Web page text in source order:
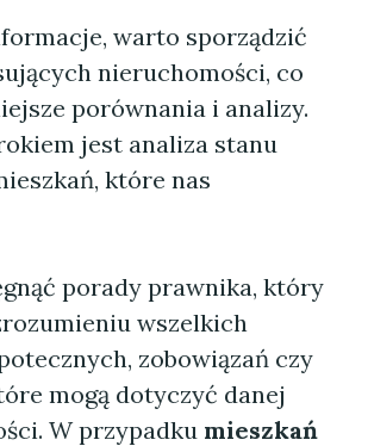
warto sporządzić
nieruchomości, co
porównania i analizy.
jest analiza stanu
które nas
porady prawnika, który
wszelkich
zobowiązań czy
mogą dotyczyć danej
W przypadku mieszkań